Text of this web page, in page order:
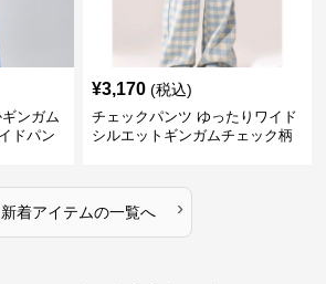
ンガム
ドパン
¥3,170 (税込)
チェックパンツ ゆったりワイド
シルエットギンガムチェック柄
新着アイテムの一覧へ ›